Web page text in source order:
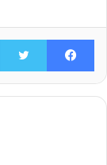
فيسبوك